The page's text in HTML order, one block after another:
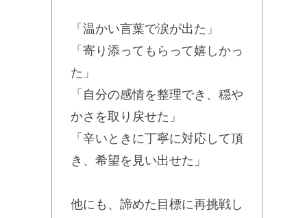
「温かい言葉で涙が出た」
「寄り添ってもらって嬉しかっ
た」
「自分の感情を整理でき、穏や
かさを取り戻せた」
「辛いときに丁寧に対応して頂
き、希望を見い出せた」
他にも、諦めた目標に再挑戦し